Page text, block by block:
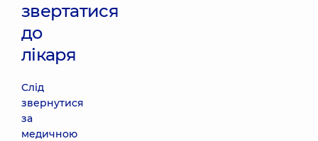
звертатися
до
лікаря
Слід
звернутися
за
медичною